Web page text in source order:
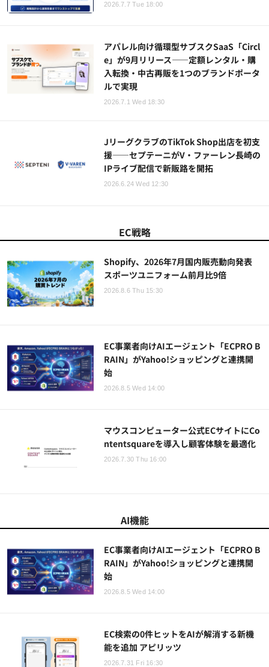
2026.7.7 Tue 18:00
アパレル向け循環型サブスクSaaS「Circl
e」が9月リリース——定額レンタル・購
入転換・中古再販を1つのブランドポータ
ルで実現
2026.7.1 Wed 18:30
JリーグクラブのTikTok Shop出店を初支
援——セプテーニがV・ファーレン長崎の
IPライブ配信で新販路を開拓
2026.6.24 Wed 12:30
EC戦略
Shopify、2026年7月国内販売動向発表
スポーツユニフォーム前月比9倍
2026.8.6 Thu 15:30
EC事業者向けAIエージェント「ECPRO B
RAIN」がYahoo!ショッピングと連携開
始
2026.8.5 Wed 14:00
マウスコンピューター公式ECサイトにCo
ntentsquareを導入し顧客体験を最適化
2026.7.30 Thu 16:00
AI機能
EC事業者向けAIエージェント「ECPRO B
RAIN」がYahoo!ショッピングと連携開
始
2026.8.5 Wed 14:00
EC検索の0件ヒットをAIが解消する新機
能を追加 アピリッツ
2026.7.31 Fri 16:30